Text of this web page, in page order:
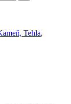
Tehla,